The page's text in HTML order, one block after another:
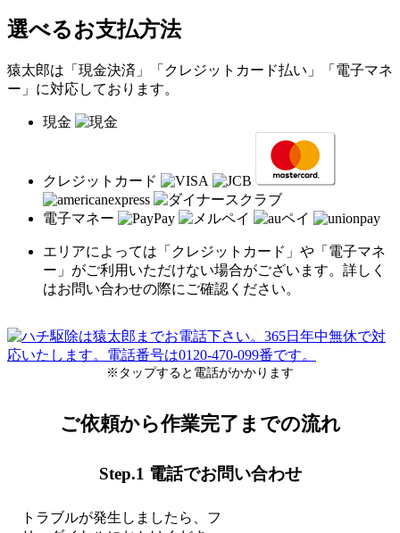
選べるお支払方法
猿太郎は「現金決済」「クレジットカード払い」「電子マネ
ー」に対応しております。
現金
クレジットカード
電子マネー
エリアによっては「クレジットカード」や「電子マネ
ー」がご利用いただけない場合がございます。詳しく
はお問い合わせの際にご確認ください。
※タップすると電話がかかります
ご依頼から作業完了までの流れ
Step.1 電話でお問い合わせ
トラブルが発生しましたら、フ